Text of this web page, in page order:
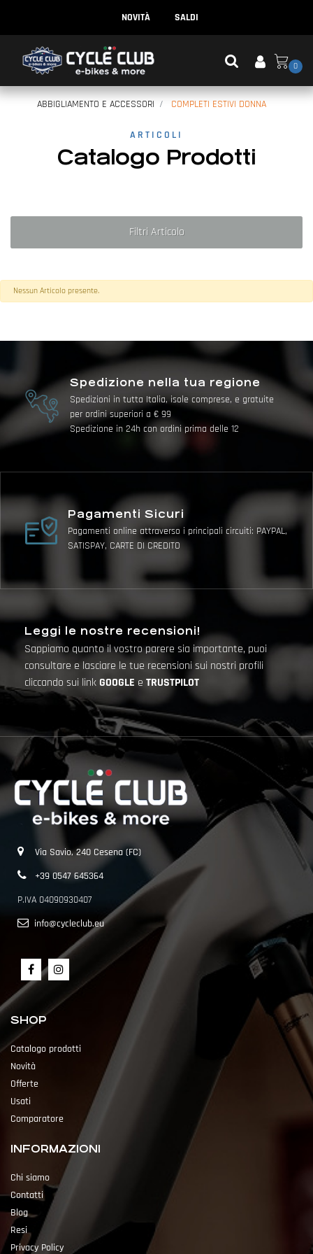
NOVITÀ SALDI
0
ABBIGLIAMENTO E ACCESSORI COMPLETI ESTIVI DONNA
ARTICOLI
Catalogo Prodotti
Filtri Articolo
Nessun Articolo presente.
Spedizione nella tua regione
Spedizioni in tutta Italia, isole comprese, e gratuite
per ordini superiori a € 99
Spedizione in 24h con ordini prima delle 12
Pagamenti Sicuri
Pagamenti online attraverso i principali circuiti: PAYPAL,
SATISPAY, CARTE DI CREDITO
Leggi le nostre recensioni!
Sappiamo quanto il vostro parere sia importante, puoi
consultare e lasciare le tue recensioni sui nostri profili
cliccando sui linkGOOGLE e TRUSTPILOT
Via Savio, 240 Cesena (FC)
+39 0547 645364
P.IVA 04090930407
info@cycleclub.eu
SHOP
Catalogo prodotti
Novità
Offerte
Usati
Comparatore
INFORMAZIONI
Chi siamo
Contatti
Blog
Resi
Privacy Policy